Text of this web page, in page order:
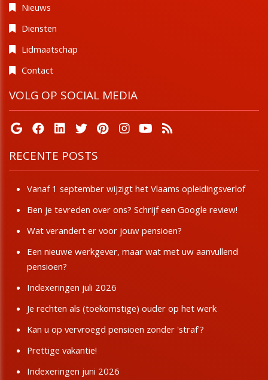
Nieuws
Diensten
Lidmaatschap
Contact
VOLG OP SOCIAL MEDIA
RECENTE POSTS
Vanaf 1 september wijzigt het Vlaams opleidingsverlof
Ben je tevreden over ons? Schrijf een Google review!
Wat verandert er voor jouw pensioen?
Een nieuwe werkgever, maar wat met uw aanvullend
pensioen?
Indexeringen juli 2026
Je rechten als (toekomstige) ouder op het werk
Kan u op vervroegd pensioen zonder 'straf'?
Prettige vakantie!
Indexeringen juni 2026